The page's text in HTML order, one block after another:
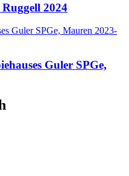
2024
Guler SPGe,